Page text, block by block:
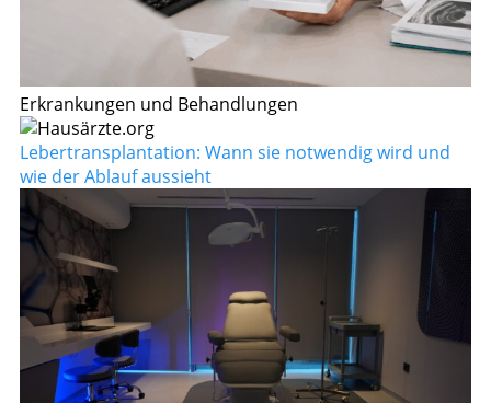
Erkrankungen und Behandlungen
Lebertransplantation: Wann sie notwendig wird und
wie der Ablauf aussieht